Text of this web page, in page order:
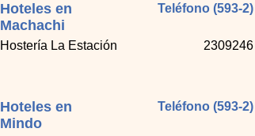
Hoteles en
Machachi
Teléfono (593-2)
Hostería La Estación 2309246
Hoteles en
Mindo
Teléfono (593-2)